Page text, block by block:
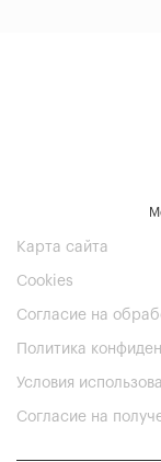
Карта сайта
Cookies
Согласие на
Политика
Условия
Согласие на